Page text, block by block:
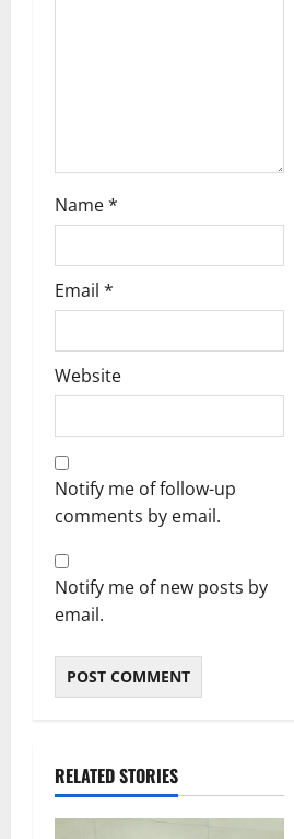
Name*
Email *
Website
Notify me of follow-up
comments by email.
Notify me of new posts by
email.
RELATED STORIES